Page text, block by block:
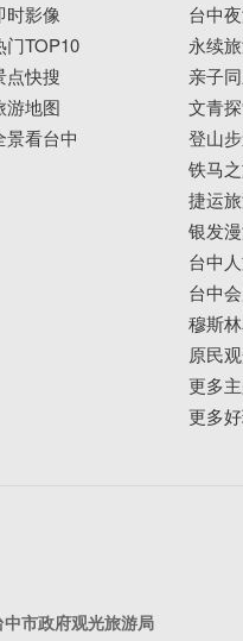
1932年落成。台中市政
偌大空地旁做腌菜制
时影像
门TOP10
点快搜
游地图
景看台中
台中
永续
亲子
文青
登山
铁马
捷运
银发
台中
台中
穆斯
原民
更多
更多
中市政府观光旅游局